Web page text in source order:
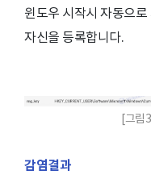
윈도우 시작시 자동으
자신을 등록합니다.
[그림
감염결과